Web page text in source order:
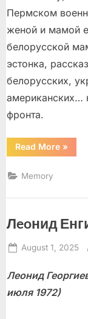
Пермском
женой и мамой
белорусской
эстонка,
белорусских,
американских…
фронта.
Read More“К
100
»
Memory
Лeoнид
Posted
August 1, 2025
Леонид
июля 1972)